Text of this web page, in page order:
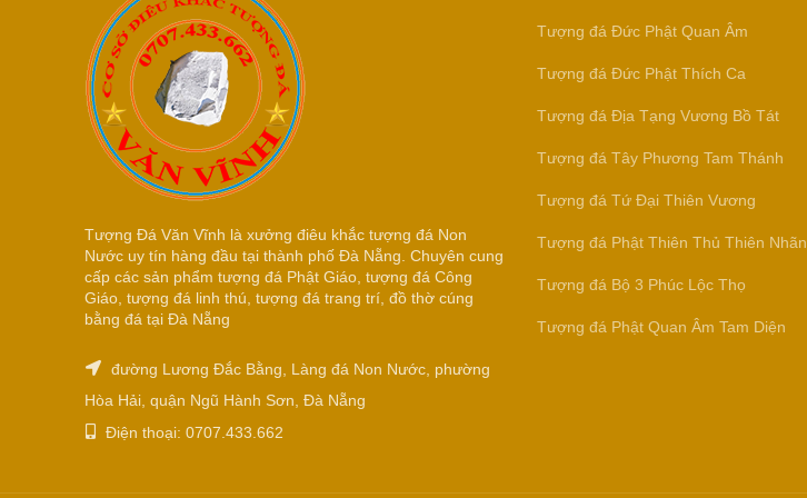
Tượng Đá Văn Vĩnh là xưởng điêu khắc tượng đá Non
Nước uy tín hàng đầu tại thành phố Đà Nẵng. Chuyên cung
cấp các sản phẩm tượng đá Phật Giáo, tượng đá Công
Giáo, tượng đá linh thú, tượng đá trang trí, đồ thờ cúng
bằng đá tại Đà Nẵng
đường Lương Đắc Bằng, Làng đá Non Nước, phường
Hòa Hải, quận Ngũ Hành Sơn, Đà Nẵng
Điện thoại: 0707.433.662
Tượng đá Đức Phật Quan Âm
Tượng đá Đức Phật Thích Ca
Tượng đá Địa Tạng Vương Bồ Tát
Tượng đá Tây Phương Tam Thánh
Tượng đá Tứ Đại Thiên Vương
Tượng đá Phật Thiên Thủ Thiên Nhãn
Tượng đá Bộ 3 Phúc Lộc Thọ
Tượng đá Phật Quan Âm Tam Diện